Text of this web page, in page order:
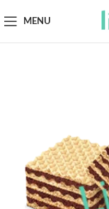
MENU